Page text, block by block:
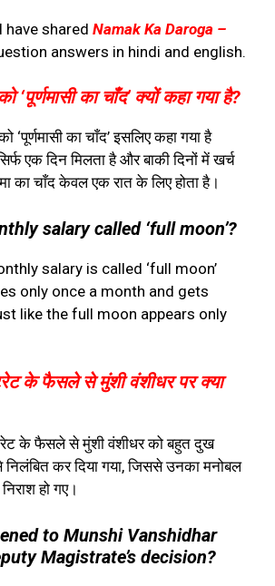
have shared Namak Ka Daroga –
answers in hindi and english.
‘पूर्णमासी का चाँद’ क्यों कहा गया है?
‘पूर्णमासी का चाँद’ इसलिए कहा गया है
एक दिन मिलता है और बाकी दिनों में खर्च
का चाँद केवल एक रात के लिए होता है।
salary called ‘full moon’?
salary is called ‘full moon’
only once a month and gets
like the full moon appears only
के फैसले से मुंशी वंशीधर पर क्या
के फैसले से मुंशी वंशीधर को बहुत दुख
कर दिया गया, जिससे उनका मनोबल
हो गए।
to Munshi Vanshidhar
Magistrate’s decision?